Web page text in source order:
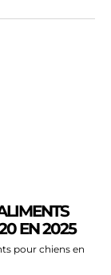
EN 2025